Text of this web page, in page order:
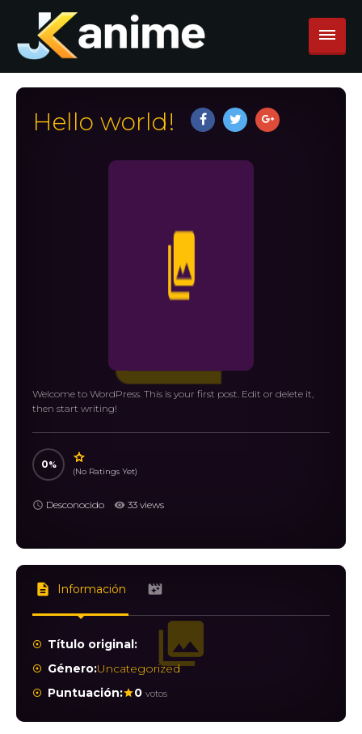
Hello world!
Welcome to WordPress. This is your first post. Edit or delete it,
then start writing!
0
(No Ratings Yet)
Desconocido 33 views
Información
Título original:
Género:Uncategorized
Puntuación:
0 votos